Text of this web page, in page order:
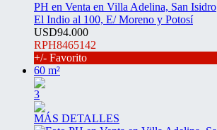
PH en Venta en Villa Adelina, San Isidro
El Indio al 100, E/ Moreno y Potosí
USD94.000
RPH8465142
+/- Favorito
60 m²
3
MÁS DETALLES